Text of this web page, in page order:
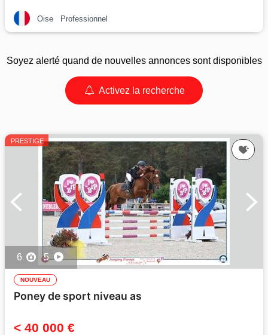
Oise Professionnel
Soyez alerté quand de nouvelles annonces sont disponibles
Activez la recherche
PRESTIGE
6 5
NOUVEAU
Poney de sport niveau as
< 40 000 €